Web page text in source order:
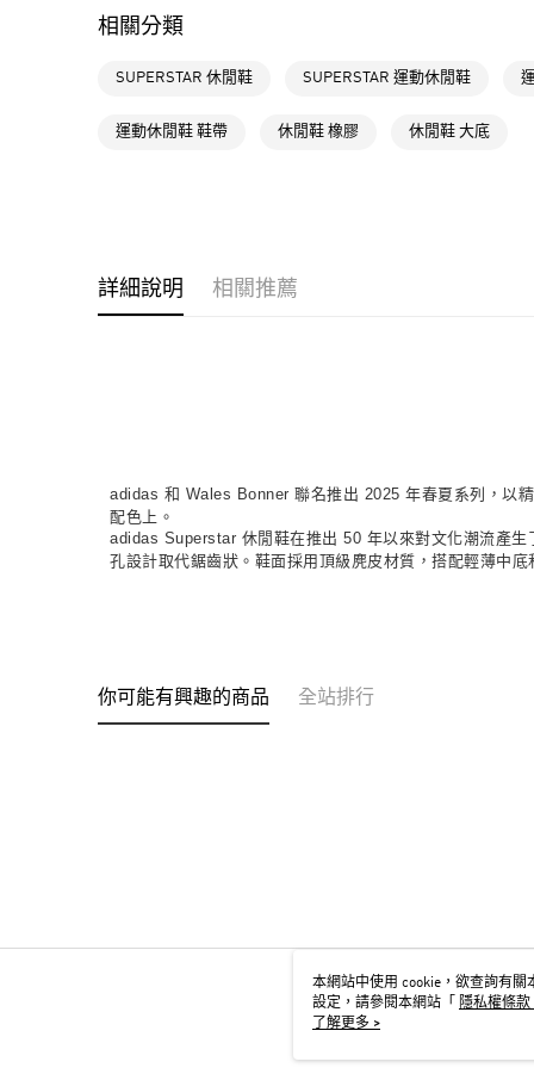
相關分類
SUPERSTAR 休閒鞋 SUPERSTAR 運動休閒鞋
運動休閒鞋 鞋帶 休閒鞋 橡膠 休閒鞋 大底
詳細說明 相關推薦
adidas 和 Wales Bonner 聯名推出 2025 年春夏系列，以
配色上。
adidas Superstar 休閒鞋在推出 50 年以來對文化潮流產
孔設計取代鋸齒狀。鞋面採用頂級麂皮材質，搭配輕薄中底
你可能有興趣的商品 全站排行
本網站中使用 cookie，欲查詢有關
設定，請參閱本網站「
隱私權條款
用 cookie。
了解更多 >